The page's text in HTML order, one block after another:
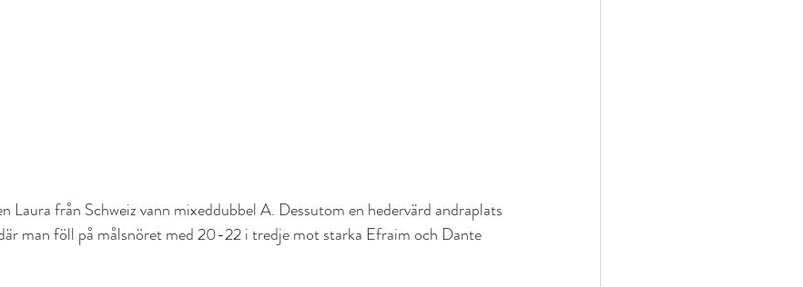
Laura från Schweiz vann mixeddubbel A. Dessutom en hedervärd andraplats
man föll på målsnöret med 20-22 i tredje mot starka Efraim och Dante